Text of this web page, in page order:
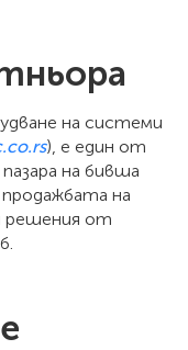
на системи
), е един от
на бивша
на
решения от